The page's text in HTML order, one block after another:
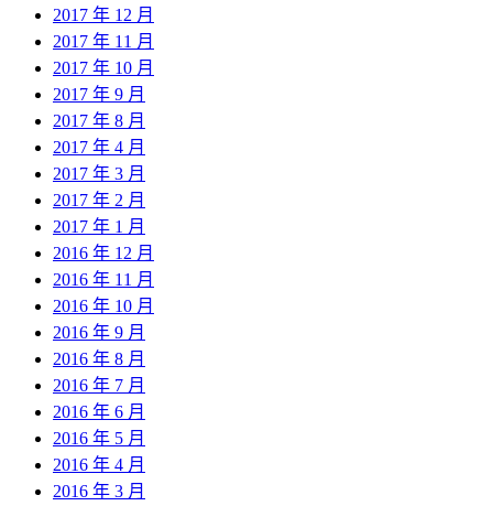
2017 年 12 月
2017 年 11 月
2017 年 10 月
2017 年 9 月
2017 年 8 月
2017 年 4 月
2017 年 3 月
2017 年 2 月
2017 年 1 月
2016 年 12 月
2016 年 11 月
2016 年 10 月
2016 年 9 月
2016 年 8 月
2016 年 7 月
2016 年 6 月
2016 年 5 月
2016 年 4 月
2016 年 3 月